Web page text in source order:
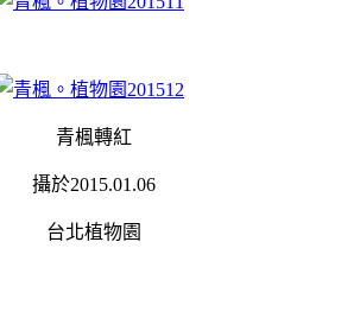
青楓轉紅
攝於2015.01.06
台北植物園